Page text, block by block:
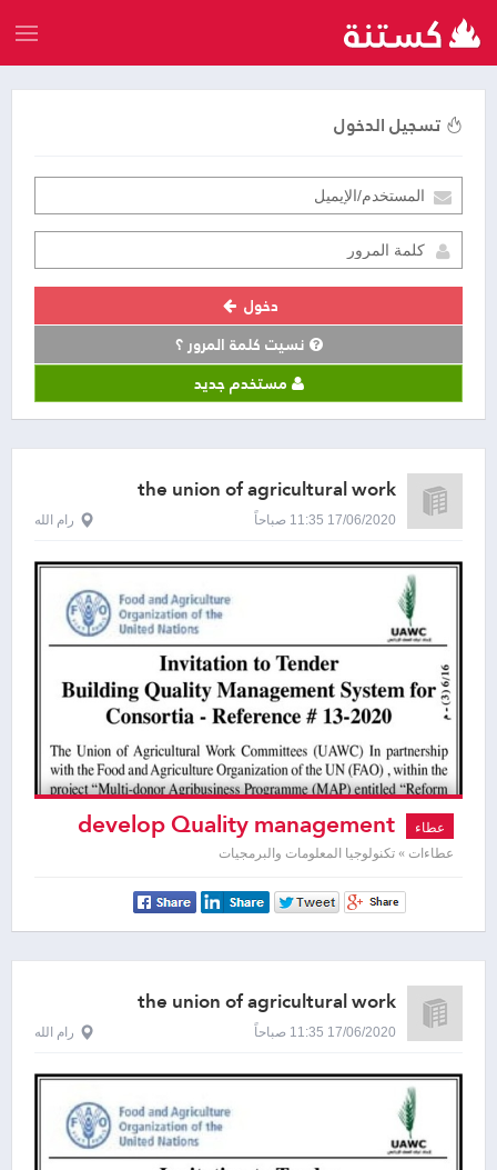
تسجيل الدخول
دخول
نسيت كلمة المرور ؟
مستخدم جديد
the union of agricultural work
committees
17/06/2020 11:35 صباحاً رام الله
عطاء develop Quality management
system
عطاءات » تكنولوجيا المعلومات والبرمجيات
the union of agricultural work
committees
17/06/2020 11:35 صباحاً رام الله